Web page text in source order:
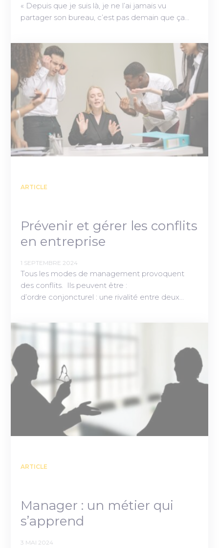
« Depuis que je suis là, je ne l’ai jamais vu
partager son bureau, c’est pas demain que ça…
ARTICLE
Prévenir et gérer les conflits
en entreprise
1 SEPTEMBRE 2024
Tous les modes de management provoquent
des conflits. Ils peuvent être :
d’ordre conjoncturel : une rivalité entre deux…
ARTICLE
Manager : un métier qui
s’apprend
3 MAI 2024